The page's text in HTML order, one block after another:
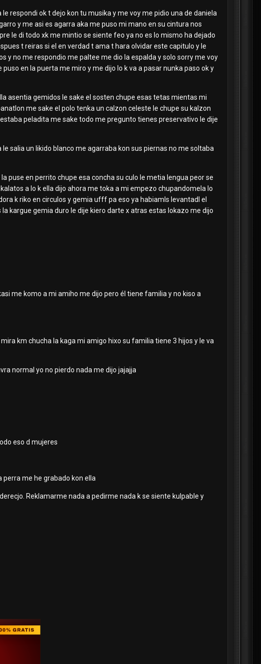
respondi ok t dejo kon tu musika y me voy me pidio una de daniela
y me asi es agarra aka me puso mi mano en su cintura nos
le di todo xk me mintio se siente feo ya no es lo mismo ha dejado
t reiras si el en verdad t ama t hara olvidar este capitulo y le
y no me respondio me paltee me dio la espalda y solo sorry me voy
en la puerta me miro y me dijo lo k va a pasar nunka paso ok y
asentia gemidos le sake el sosten chupe esas tetas mientas mi
me sake el polo tenka un calzon celeste le chupe su kalzon
peladita me sake todo me pregunto tienes preservativo le dije
salia un likido blanco me agarraba kon sus piernas no me soltaba
puse en perrito chupe esa concha su culo le metia lengua peor se
a lo k ella dijo ahora me toka a mi empezo chupandomela lo
k riko en circulos y gemia ufff pa eso ya habiamls levantadl el
kargue gemia duro le dije kiero darte x atras estas lokazo me dijo
me komo a mi amiho me dijo pero él tiene familia y no kiso a
km chucha la kaga mi amigo hixo su familia tiene 3 hijos y le va
normal yo no pierdo nada me dijo jajajja
eso d mujeres
perra me he grabado kon ella
Reklamarme nada a pedirme nada k se siente kulpable y